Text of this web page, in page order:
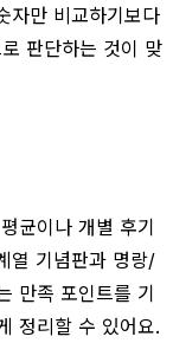
자만 비교하기보다
판단하는 것이 맞
균이나 개별 후기
열 기념판과 명랑/
만족 포인트를 기
정리할 수 있어요.